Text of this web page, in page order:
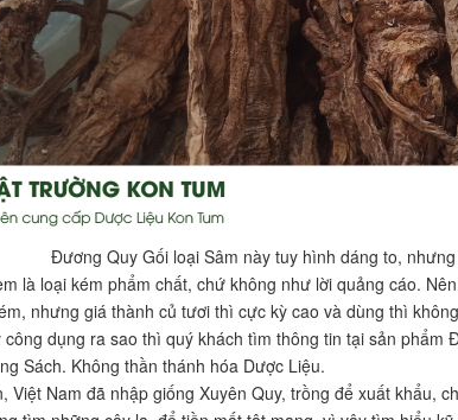
Đương Quy Gối loại Sâm này tuy hình dáng to,
là loại kém phẩm chất, chứ không như lời quảng cáo.
nhưng giá thành củ tươi thì cực kỳ cao và dùng thì
dụng ra sao thì quý khách tìm thông tin tại sản phẩm
Sách. Không thần thánh hóa Dược Liệu.
Việt Nam đã nhập giống Xuyên Quy, trồng để xuất khẩu,